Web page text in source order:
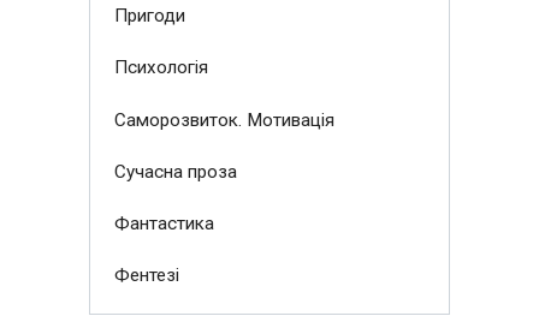
Пригоди
Психологія
Саморозвиток. Мотивація
Сучасна проза
Фантастика
Фентезі